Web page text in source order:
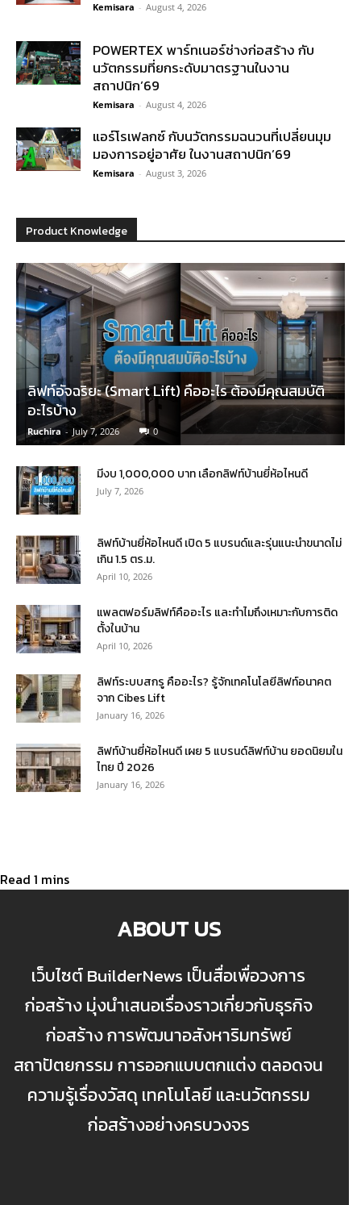
Kemisara - August 4, 2026
POWERTEX พาร์ทเนอร์ช่างก่อสร้าง กับ
นวัตกรรมที่ยกระดับมาตรฐานในงาน
สถาปนิก’69
Kemisara - August 4, 2026
แอร์โรเฟลกซ์ กับนวัตกรรมฉนวนที่เปลี่ยนมุม
มองการอยู่อาศัย ในงานสถาปนิก’69
Kemisara - August 3, 2026
Product Knowledge
ลิฟท์อัจฉริยะ (Smart Lift) คืออะไร ต้องมีคุณสมบัติ
อะไรบ้าง
Ruchira - July 7, 2026 0
มีงบ 1,000,000 บาท เลือกลิฟท์บ้านยี่ห้อไหนดี
July 7, 2026
ลิฟท์บ้านยี่ห้อไหนดี เปิด 5 แบรนด์และรุ่นแนะนำขนาดไม่
เกิน 1.5 ตร.ม.
April 10, 2026
แพลตฟอร์มลิฟท์คืออะไร และทำไมถึงเหมาะกับการติด
ตั้งในบ้าน
April 10, 2026
ลิฟท์ระบบสกรู คืออะไร? รู้จักเทคโนโลยีลิฟท์อนาคต
จาก Cibes Lift
January 16, 2026
ลิฟท์บ้านยี่ห้อไหนดี เผย 5 แบรนด์ลิฟท์บ้าน ยอดนิยมใน
ไทย ปี 2026
January 16, 2026
ABOUT US
เว็บไซต์ BuilderNews เป็นสื่อเพื่อวงการ
ก่อสร้าง มุ่งนำเสนอเรื่องราวเกี่ยวกับธุรกิจ
ก่อสร้าง การพัฒนาอสังหาริมทรัพย์
สถาปัตยกรรม การออกแบบตกแต่ง ตลอดจน
ความรู้เรื่องวัสดุ เทคโนโลยี และนวัตกรรม
ก่อสร้างอย่างครบวงจร